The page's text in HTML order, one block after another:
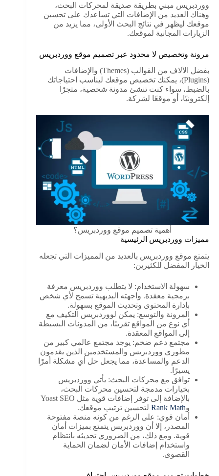
ووردبريس مبني بطريقة صديقة لمحركات البحث،
وهناك العديد من الإضافات التي تساعدك على تحسين
موقعك ليظهر في نتائج البحث الأولى، مما يزيد من
الزيارات المجانية لموقعك.
مرونة وتخصيص لا محدود عبر تصميم موقع ووردبريس
بفضل الآلاف من القوالب (Themes) والإضافات
(Plugins)، يمكنك تخصيص موقعك ليناسب احتياجاتك
بالضبط، سواء كنت تنشئ مدونة شخصية، متجرًا
إلكترونيًا، أو موقعًا لشركة.
أهمية تصميم موقع ووردبريس؟
مميزات ووردبريس الرئيسية
يتمتع موقع ووردبريس بالعديد من المميزات التي تجعله
الخيار المفضل للكثيرين:
سهولة الاستخدام: لا يتطلب ووردبريس معرفة
برمجية معقدة. واجهته البديهية تسمح لأي شخص
بإدارة المحتوى وتحديث الموقع بسهولة.
المرونة والتوسع: يمكن لووردبريس التكيف مع
أي نوع من المواقع تقريبًا، من المدونات البسيطة
إلى المواقع المعقدة.
مجتمع دعم ضخم: يوجد مجتمع عالمي كبير من
مطوري ووردبريس والمستخدمين الذين يقدمون
الدعم والمساعدة، مما يجعل حل أي مشكلة أمرًا
يسيرًا.
توافق مع محركات البحث: يأتي ووردبريس
بخيارات مدمجة لتحسين محركات البحث،
بالإضافة إلى توفر إضافات قوية مثل Yoast SEO
وRank Math لتحسين ترتيب موقعك.
أمان قوي: على الرغم من كونه منصة مفتوحة
المصدر، إلا أن ووردبريس يتمتع بميزات أمان
قوية. ومع ذلك، من الضروري تحديثه بانتظام
واستخدام إضافات الأمان لضمان الحماية
القصوى.